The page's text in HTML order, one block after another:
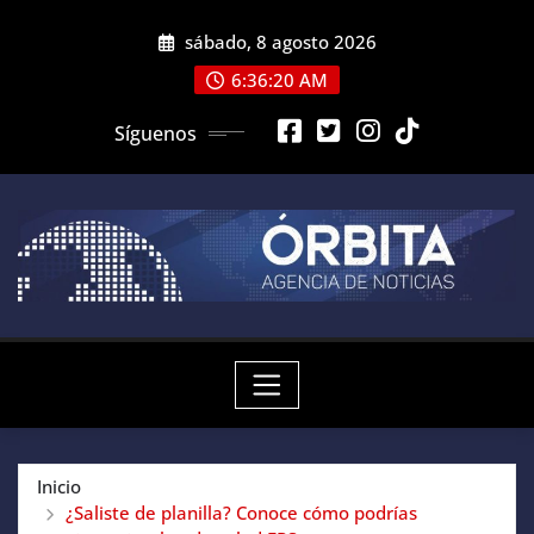
sábado, 8 agosto 2026
6:36:21 AM
Síguenos
Inicio
¿Saliste de planilla? Conoce cómo podrías